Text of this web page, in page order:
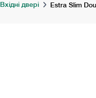
Вхідні двері Estra Slim